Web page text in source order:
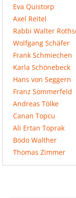
Eva Quistorp
Axel Reitel
Rabbi Walter
Wolfgang Schäfer
Frank Schmiechen
Karla Schönebeck
Hans von Seggern
Franz Sommerfeld
Andreas Tölke
Canan Topcu
Ali Ertan Toprak
Bodo Walther
Thomas Zimmer